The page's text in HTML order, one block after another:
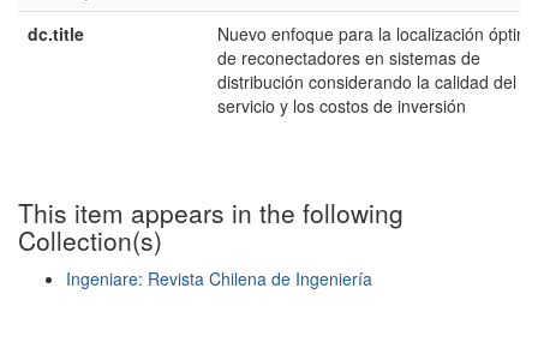
dc.title
Nuevo enfoque para la localización
de reconectadores en sistemas de
distribución considerando la calidad del
servicio y los costos de inversión
This item appears in the following
Collection(s)
Ingeniare: Revista Chilena de Ingeniería